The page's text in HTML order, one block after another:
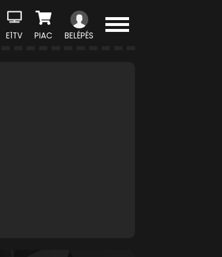
E1TV PIAC BELÉPÉS